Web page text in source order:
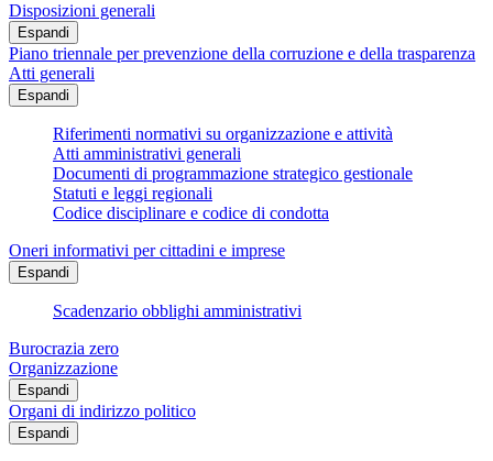
Disposizioni generali
Espandi
Piano triennale per prevenzione della corruzione e della trasparenza
Atti generali
Espandi
Riferimenti normativi su organizzazione e attività
Atti amministrativi generali
Documenti di programmazione strategico gestionale
Statuti e leggi regionali
Codice disciplinare e codice di condotta
Oneri informativi per cittadini e imprese
Espandi
Scadenzario obblighi amministrativi
Burocrazia zero
Organizzazione
Espandi
Organi di indirizzo politico
Espandi